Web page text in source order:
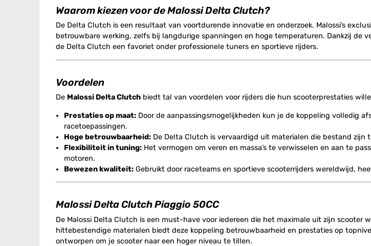
Waarom kiezen voor de Malossi Delta Clutch?
De Delta Clutch is een resultaat van voortdurende innovatie en onderzoek. Malossi’s
betrouwbare werking, zelfs bij langdurige spanningen en hoge temperaturen. Dankzij de
de Delta Clutch een favoriet onder professionele tuners en sportieve rijders.
Voordelen
De Malossi Delta Clutchbiedt tal van voordelen voor rijders die hun scooterprestaties
Prestaties op maat:Door de aanpassingsmogelijkheden kun je de koppeling volledig
racetoepassingen.
Hoge betrouwbaarheid:De Delta Clutch is vervaardigd uit materialen die bestand
Flexibiliteit in tuning:Het vermogen om veren en massa’s te verwisselen en aan te
motoren.
Bewezen kwaliteit:Gebruikt door raceteams en sportieve scooterrijders wereldwijd,
Malossi Delta Clutch Piaggio 50CC
De Malossi Delta Clutch is een must-have voor iedereen die het maximale uit zijn
hittebestendige materialen biedt deze koppeling betrouwbaarheid en prestaties op
ontworpen om je scooter naar een hoger niveau te tillen.